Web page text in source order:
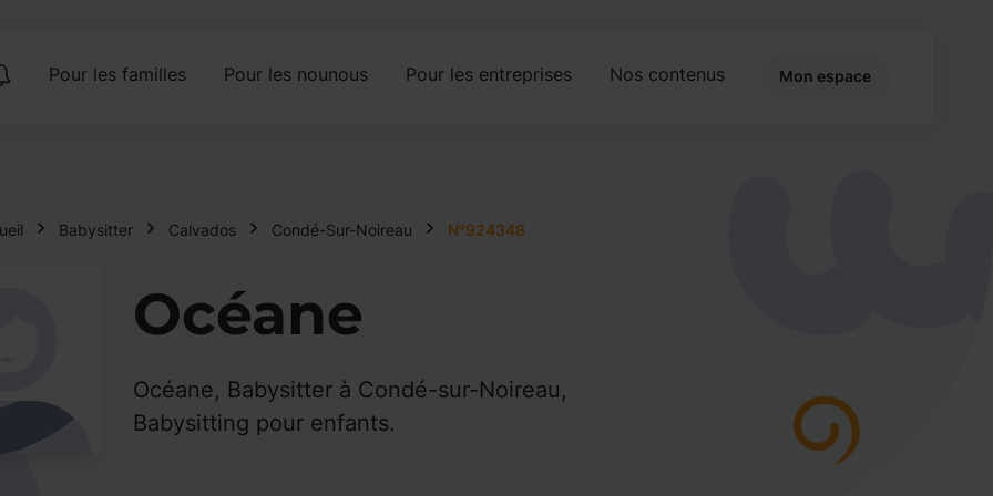
Pour les familles Pour les nounous Pour les entreprises Nos contenus Mon espace
Babysitter Calvados Condé-Sur-Noireau N°924348
Océane
Océane, Babysitter à Condé-sur-Noireau,
Babysitting pour enfants.